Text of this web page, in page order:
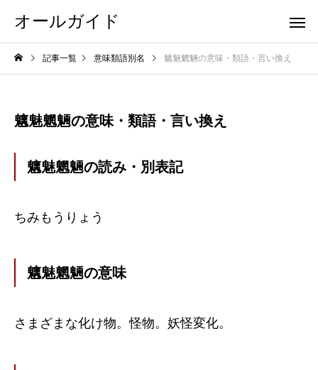
オールガイド
記事一覧 意味類語別名 魑魅魍魎の意味・類語・言い換え
魑魅魍魎の意味・類語・言い換え
魑魅魍魎の読み・別表記
ちみもうりょう
魑魅魍魎の意味
さまざまな化け物。怪物。妖怪変化。